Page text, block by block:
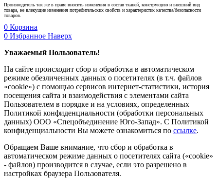
Производитель так же в праве вносить изменения в состав тканей, конструкцию и внешний вид
товара, не влекущие изменения потребительских свойств и характеристик качества/безопасности
товаров.
0 Корзина
0 Избранное Наверх
Уважаемый Пользователь!
На сайте происходит сбор и обработка в автоматическом
режиме обезличенных данных о посетителях (в т.ч. файлов
«cookie») с помощью сервисов интернет-статистики, история
посещения сайта и взаимодействия с элементами сайта
Пользователем в порядке и на условиях, определенных
Политикой конфиденциальности (обработки персональных
данных) ООО «Спецобъединение Юго-Запад». С Политикой
конфиденциальности Вы можете ознакомиться по ссылке.
Обращаем Ваше внимание, что сбор и обработка в
автоматическом режиме данных о посетителях сайта («cookie»
- файлов) производится в случае, если это разрешено в
настройках браузера Пользователя.